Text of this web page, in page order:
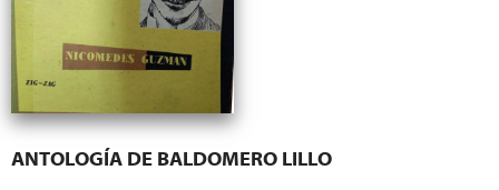
ANTOLOGÍA DE BALDOMERO LILLO